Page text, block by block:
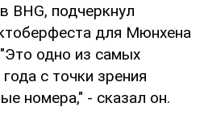
BHG, подчеркнул
для Мюнхена
одно из самых
с точки зрения
номера," - сказал он.